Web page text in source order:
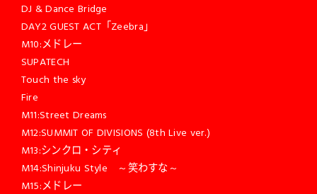
DJ & Dance Bridge
DAY2 GUEST ACT「Zeebra」
M10:メドレー
SUPATECH
Touch the sky
Fire
M11:Street Dreams
M12:SUMMIT OF DIVISIONS (8th Live ver.)
M13:シンクロ・シティ
M14:Shinjuku Style ～笑わすな～
M15:メドレー